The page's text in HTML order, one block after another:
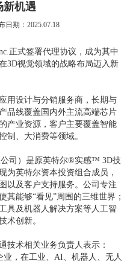
新机遇
日期：2025.07.18
正式签署代理协议，成为其中
3D视觉领域的战略布局迈入新
用设计与分销服务商，长期与
品线覆盖国内外主流高端芯片
产业资源，客户主要覆盖智能
制、大消费等领域。
公司）是原英特尔®实感™ 3D技
为英特尔资本投资组合成员，
以及客户支持服务。公司专注
其能够“看见”周围的三维世界；
具及机器人解决方案等人工智
术创新。
技术相关业务负责人表示：
业，在工业、AI、机器人、无人